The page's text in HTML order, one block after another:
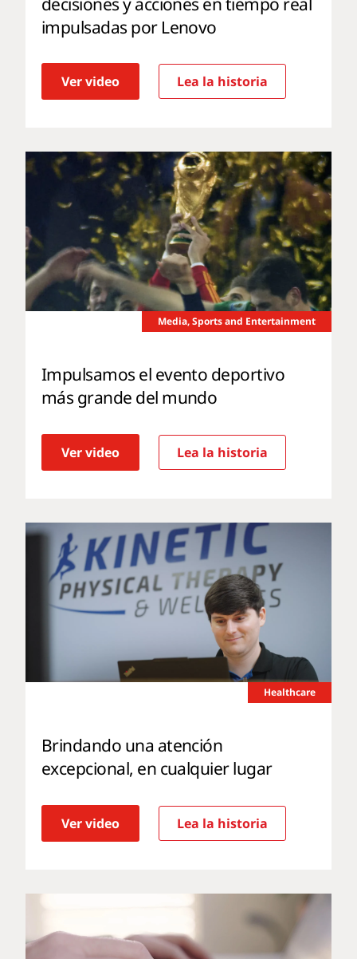
impulsadas por Lenovo
Ver video Lea la historia
Media, Sports and Entertainment
Impulsamos el evento deportivo
más grande del mundo
Ver video Lea la historia
Healthcare
Brindando una atención
excepcional, en cualquier lugar
Ver video Lea la historia